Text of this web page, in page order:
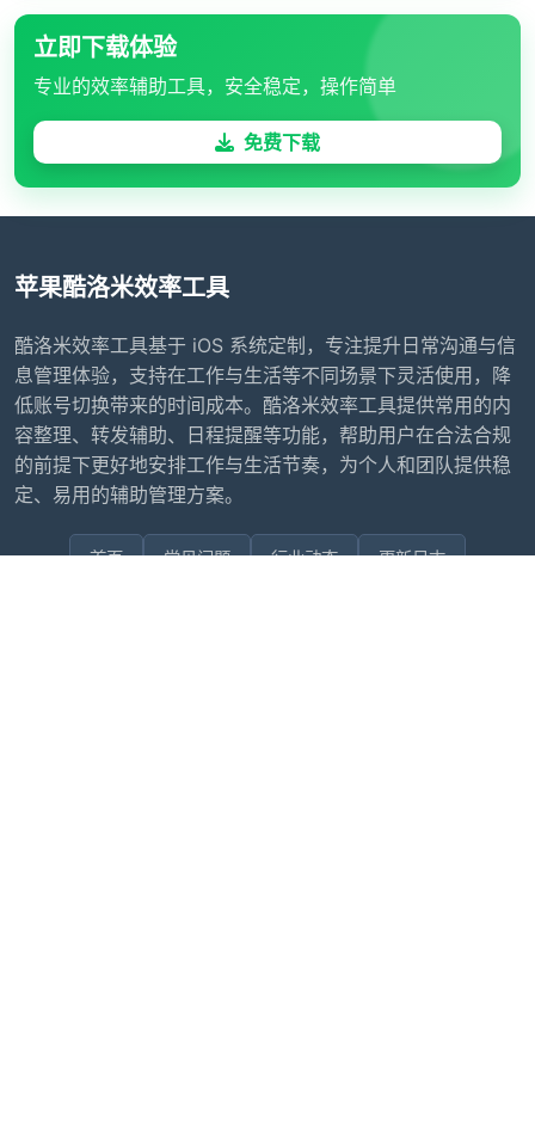
立即下载体验
专业的效率辅助工具，安全稳定，操作简单
免费下载
苹果酷洛米效率工具
酷洛米效率工具基于 iOS 系统定制，专注提升日常沟通与信
息管理体验，支持在工作与生活等不同场景下灵活使用，降
低账号切换带来的时间成本。酷洛米效率工具提供常用的内
容整理、转发辅助、日程提醒等功能，帮助用户在合法合规
的前提下更好地安排工作与生活节奏，为个人和团队提供稳
定、易用的辅助管理方案。
首页 常见问题 行业动态 更新日志